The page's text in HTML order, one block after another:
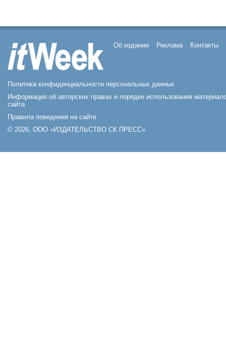
Об издании Реклама Контакты
Политика конфиденциальности персональных данных
Информация об авторских правах и порядке использования
сайта
Правила поведения на сайте
© 2026, ООО «ИЗДАТЕЛЬСТВО СК ПРЕСС».